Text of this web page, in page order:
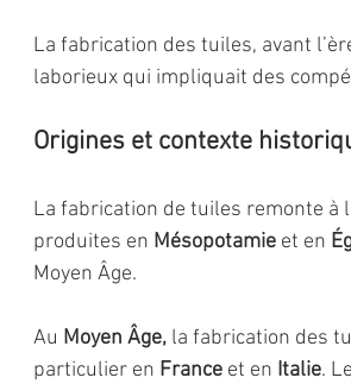
La fabrication des tuiles, avant
laborieux qui impliquait des
Origines et contexte
La fabrication de tuiles remonte à
produites en Mésopotamie et en
Moyen Âge.
Au Moyen Âge, la fabrication des
particulier en France et en Italie.